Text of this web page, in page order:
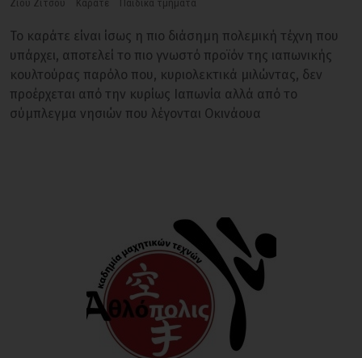
Ζίου Ζίτσου Καράτε Παιδικά τμήματα
Το καράτε είναι ίσως η πιο διάσημη πολεμική τέχνη που
υπάρχει, αποτελεί το πιο γνωστό προϊόν της ιαπωνικής
κουλτούρας παρόλο που, κυριολεκτικά μιλώντας, δεν
προέρχεται από την κυρίως Ιαπωνία αλλά από το
σύμπλεγμα νησιών που λέγονται Οκινάουα